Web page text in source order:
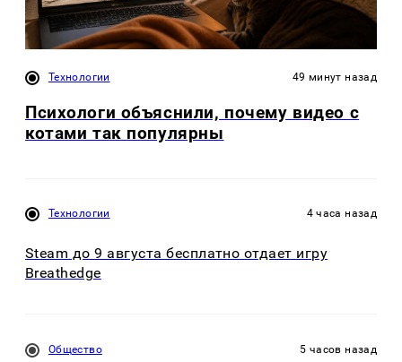
Технологии 49 минут назад
Психологи объяснили, почему видео с
котами так популярны
Технологии 4 часа назад
Steam до 9 августа бесплатно отдает игру
Breathedge
Общество 5 часов назад